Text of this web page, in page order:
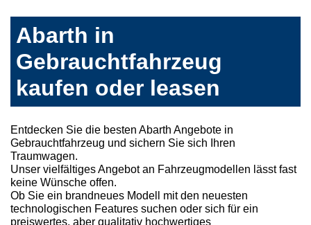
Abarth in
Gebrauchtfahrzeug
kaufen oder leasen
Entdecken Sie die besten Abarth Angebote in
Gebrauchtfahrzeug und sichern Sie sich Ihren
Traumwagen.
Unser vielfältiges Angebot an Fahrzeugmodellen lässt fast
keine Wünsche offen.
Ob Sie ein brandneues Modell mit den neuesten
technologischen Features suchen oder sich für ein
preiswertes, aber qualitativ hochwertiges